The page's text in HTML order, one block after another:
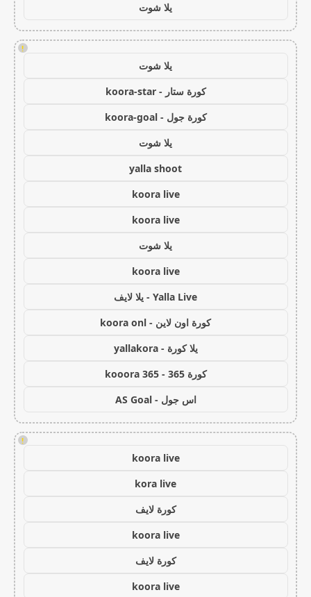
يلا شوت
!
يلا شوت
كورة ستار - koora-star
كورة جول - koora-goal
يلا شوت
yalla shoot
koora live
koora live
يلا شوت
koora live
Yalla Live - يلا لايف
كورة اون لاين - koora onl
يلا كورة - yallakora
كورة 365 - kooora 365
اس جول - AS Goal
!
koora live
kora live
كورة لايف
koora live
كورة لايف
koora live